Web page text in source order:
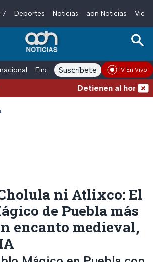
7 Deportes Noticias adn Noticias
Finanzas adn Noticias Radio
Suscríbete TV En Vivo
Detienen al hombre
ni Atlixco: El
de Puebla más
encanto medieval,